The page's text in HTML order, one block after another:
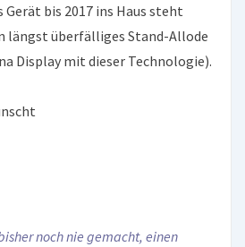
Gerät bis 2017 ins Haus steht
längst überfälliges Stand-Allode
Display mit dieser Technologie).
noch nie gemacht, einen